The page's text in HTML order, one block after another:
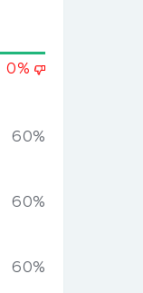
0%
60%
60%
60%